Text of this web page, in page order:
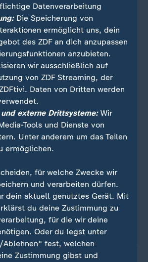
Laufenden bleiben? Dann sind
wichtigsten Nachrichten auf Ihr
Sie teil an Umfragen oder
unseren Podcast "Kurze
Zur Anmeldung:ZDFheute-
.
Datenverarbeitung
Die Speicherung von
ermöglicht uns, dein
des ZDF an dich anzupassen
anzubieten.
wir ausschließlich auf
von ZDF Streaming, der
Daten von Dritten werden
und externe Drittsysteme:Wir
Tools und Dienste von
Unter anderem um das Teilen
ermöglichen.
für welche Zwecke wir
und verarbeiten dürfen.
dein aktuell genutztes Gerät. Mit
du deine Zustimmung zu
für die wir deine
Oder du legst unter
fest, welchen
Zustimmung gibst und